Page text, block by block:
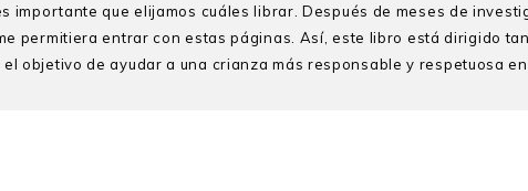
que elijamos cuáles librar. Después de meses de
permitiera entrar con estas páginas. Así, este libro está dirigido
objetivo de ayudar a una crianza más responsable y respetuosa en